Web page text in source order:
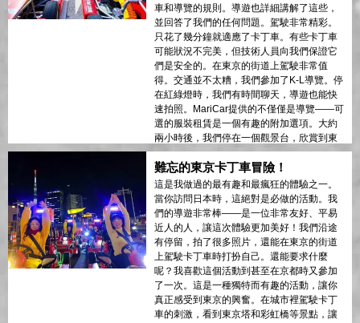
車和導覽的規則。導遊也詳細講解了這些，
並回答了我們的任何問題。駕駛非常精彩。
只花了幾分鐘就適應了卡丁車。有些卡丁車
可能狀況不完美，但技術人員向我們保證它
們是安全的。在東京的街道上駕駛非常值
得。交通並不太糟，我們參加了K-L導覽。停
在紅綠燈時，我們有時間聊天，導遊也能快
速拍照。MariCar提供的不僅僅是導覽——可
選的服裝租賃是一個有趣的附加選項。大約
兩小時後，我們停在一個觀景台，欣賞到東
京的美景。然後我們又駕駛了一個小時，走
了不同的路回去。總的來說，這是一個很棒
的體驗。如果我再回到這個令人驚嘆的城
市，我一定會再來一次！
難忘的東京卡丁車冒險！
這是我做過的最有趣和最瘋狂的體驗之一。
當你訪問日本時，這絕對是必做的活動。我
們的導遊非常棒——是一位非常友好、平易
近人的人，讓這次體驗更加美好！我們沿途
有停留，拍了很多照片，還能在東京的街道
上駕駛卡丁車時打扮自己。還能要求什麼
呢？我喜歡這個活動到甚至在京都時又參加
了一次。這是一種獨特而有趣的活動，讓你
真正感受到東京的興奮。在城市裡駕駛卡丁
車的刺激，看到東京塔和彩虹橋等景點，讓